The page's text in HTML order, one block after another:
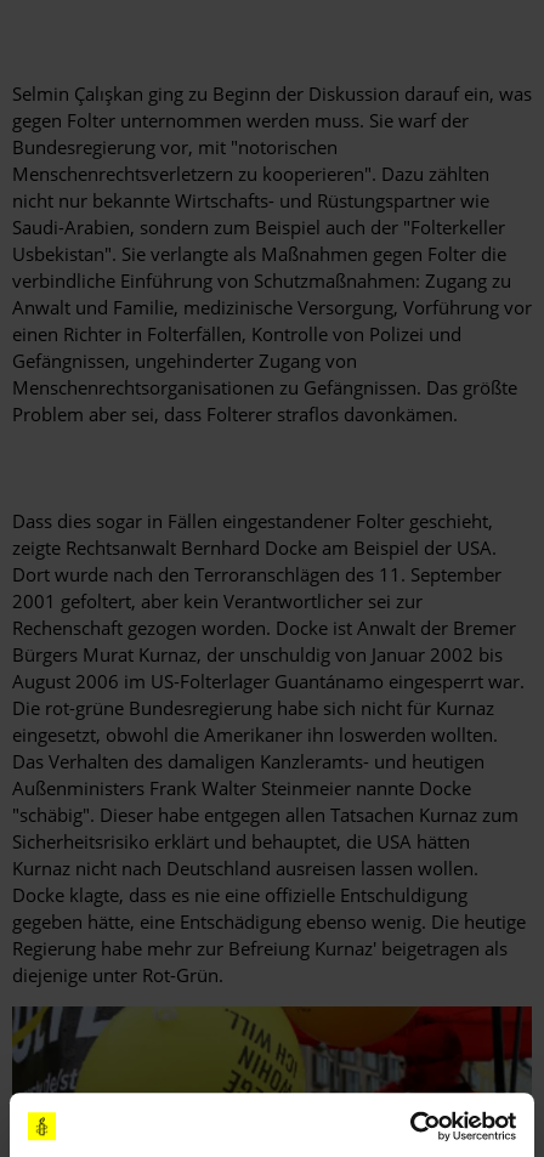
Selmin Çalışkan ging zu Beginn der Diskussion darauf ein, was
gegen Folter unternommen werden muss. Sie warf der
Bundesregierung vor, mit "notorischen
Menschenrechtsverletzern zu kooperieren". Dazu zählten
nicht nur bekannte Wirtschafts- und Rüstungspartner wie
Saudi-Arabien, sondern zum Beispiel auch der "Folterkeller
Usbekistan". Sie verlangte als Maßnahmen gegen Folter die
verbindliche Einführung von Schutzmaßnahmen: Zugang zu
Anwalt und Familie, medizinische Versorgung, Vorführung vor
einen Richter in Folterfällen, Kontrolle von Polizei und
Gefängnissen, ungehinderter Zugang von
Menschenrechtsorganisationen zu Gefängnissen. Das größte
Problem aber sei, dass Folterer straflos davonkämen.
Dass dies sogar in Fällen eingestandener Folter geschieht,
zeigte Rechtsanwalt Bernhard Docke am Beispiel der USA.
Dort wurde nach den Terroranschlägen des 11. September
2001 gefoltert, aber kein Verantwortlicher sei zur
Rechenschaft gezogen worden. Docke ist Anwalt der Bremer
Bürgers Murat Kurnaz, der unschuldig von Januar 2002 bis
August 2006 im US-Folterlager Guantánamo eingesperrt war.
Die rot-grüne Bundesregierung habe sich nicht für Kurnaz
eingesetzt, obwohl die Amerikaner ihn loswerden wollten.
Das Verhalten des damaligen Kanzleramts- und heutigen
Außenministers Frank Walter Steinmeier nannte Docke
"schäbig". Dieser habe entgegen allen Tatsachen Kurnaz zum
Sicherheitsrisiko erklärt und behauptet, die USA hätten
Kurnaz nicht nach Deutschland ausreisen lassen wollen.
Docke klagte, dass es nie eine offizielle Entschuldigung
gegeben hätte, eine Entschädigung ebenso wenig. Die heutige
Regierung habe mehr zur Befreiung Kurnaz' beigetragen als
diejenige unter Rot-Grün.